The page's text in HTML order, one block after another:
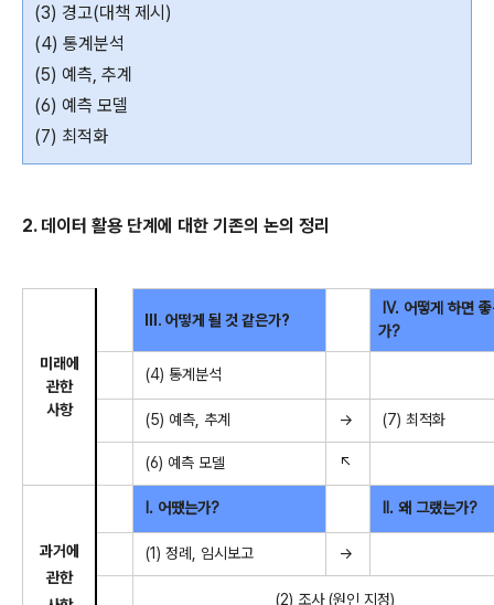
(3) 경고(대책 제시)
(4) 통계분석
(5) 예측, 추계
(6) 예측 모델
(7) 최적화
2. 데이터 활용 단계에 대한 기존의 논의 정리
미래에
관한
사항
Ⅲ. 어떻게 될 것 같은가?
Ⅳ. 어떻게 하면
가?
(4) 통계분석
(5) 예측, 추계 → (7) 최적화
(6) 예측 모델 ↖
과거에
관한
Ⅰ. 어땠는가? Ⅱ. 왜 그랬는가?
(1) 정례, 임시보고 →
(2) 조사 (원인 지정)